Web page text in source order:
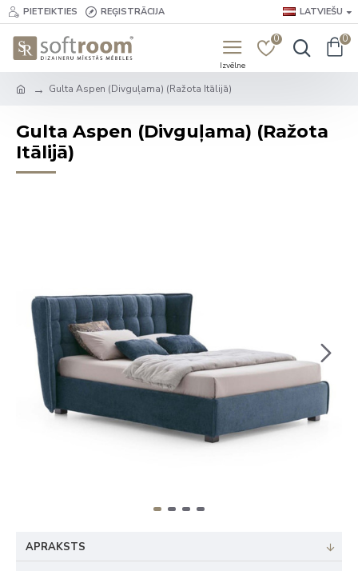
PIETEIKTIES REĢISTRĀCIJA LATVIEŠU
0 0
Gulta Aspen (Divguļama) (Ražota Itālijā)
Gulta Aspen (Divguļama) (Ražota
Itālijā)
APRAKSTS